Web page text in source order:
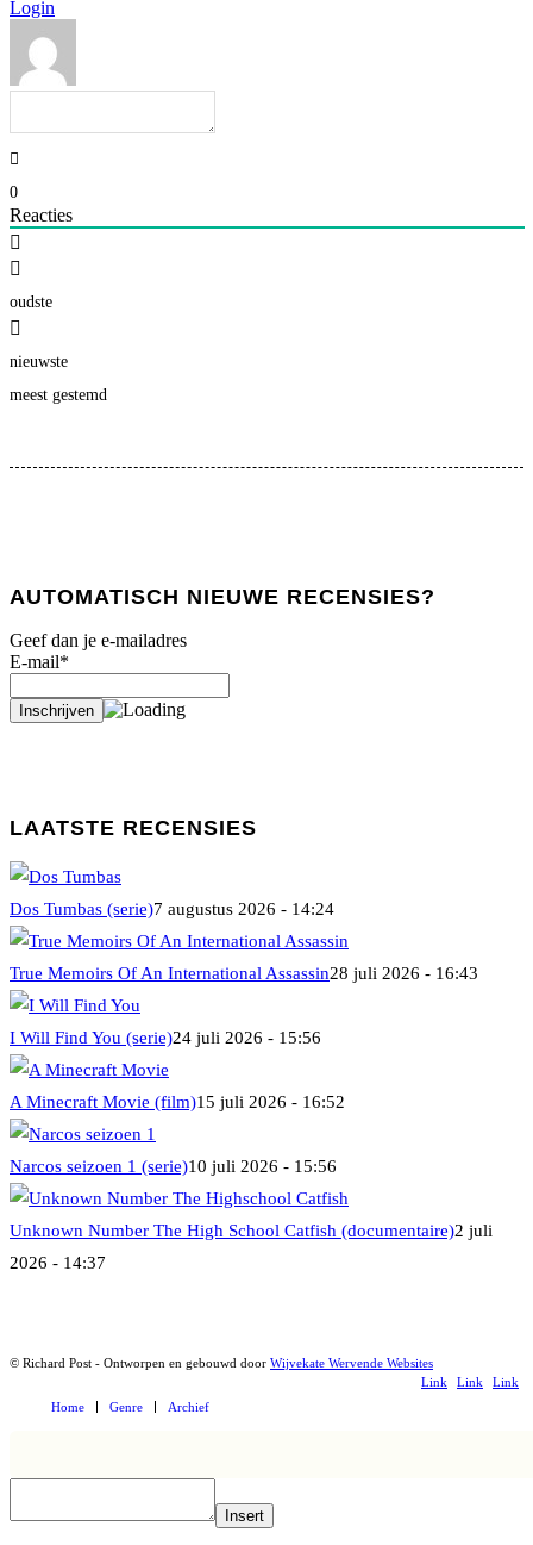
Login
0
Reacties
oudste
nieuwste
meest gestemd
AUTOMATISCH NIEUWE RECENSIES?
Geef dan je e-mailadres
E-mail*
LAATSTE RECENSIES
Dos Tumbas (serie)7 augustus 2026 - 14:24
True Memoirs Of An International Assassin28 juli 2026 - 16:43
I Will Find You (serie)24 juli 2026 - 15:56
A Minecraft Movie (film)15 juli 2026 - 16:52
Narcos seizoen 1 (serie)10 juli 2026 - 15:56
Unknown Number The High School Catfish (documentaire)2 juli
2026 - 14:37
© Richard Post - Ontworpen en gebouwd door Wijvekate Wervende Websites
Link
Link Link
Home Genre Archief
Insert